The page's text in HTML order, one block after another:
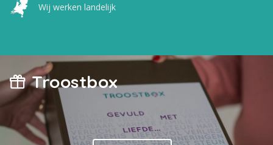
Wij werken landelijk
Troostbox